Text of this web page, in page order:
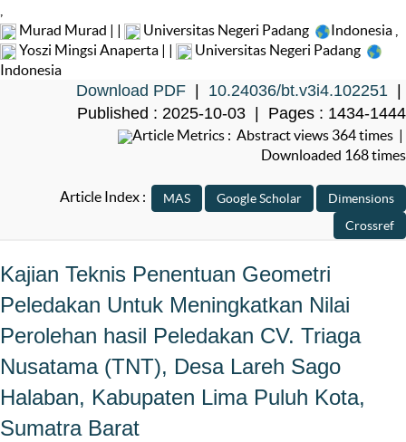
Murad Murad | |
Universitas Negeri Padang Indonesia
Yoszi Mingsi Anaperta | |
Universitas Negeri Padang
Indonesia
Download PDF 10.24036/bt.v3i4.102251
Published : 2025-10-03 | Pages : 1434-1444
Article Metrics : Abstract views 364 times |
Downloaded 168 times
Article Index :
Kajian Teknis Penentuan Geometri
Peledakan Untuk Meningkatkan Nilai
Perolehan hasil Peledakan CV. Triaga
Nusatama (TNT), Desa Lareh Sago
Halaban, Kabupaten Lima Puluh Kota,
Sumatra Barat